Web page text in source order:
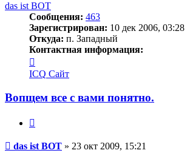
das ist BOT
Сообщения: 463
Зарегистрирован: 10 дек 2006, 03:28
Откуда: п. Западный
Контактная информация:
информация
ist
ICQ Сайт
Вопщем все с вами понятно.
Сообщение
das ist BOT » 23 окт 2009, 15:21